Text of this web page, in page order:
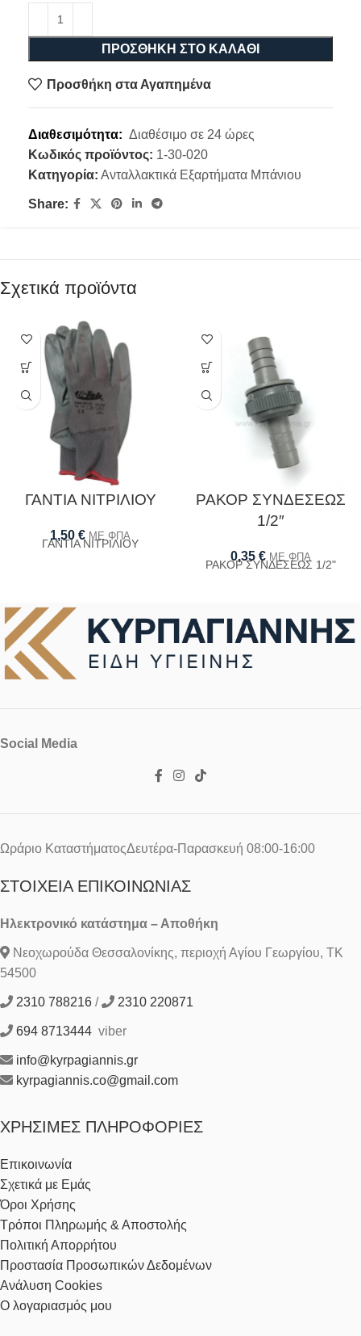
ΠΡΟΣΘΉΚΗ ΣΤΟ ΚΑΛΆΘΙ
Προσθήκη στα Αγαπημένα
Διαθεσιμότητα: Διαθέσιμο σε 24 ώρες
Κωδικός προϊόντος: 1-30-020
Κατηγορία: Ανταλλακτικά Εξαρτήματα Μπάνιου
Share:
Σχετικά προϊόντα
ΓΑΝΤΙΑ ΝΙΤΡΙΛΙΟΥ
1,50 € ΜΕ ΦΠΑ
ΓΑΝΤΙΑ ΝΙΤΡΙΛΙΟΥ
ΡΑΚΟΡ ΣΥΝΔΕΣΕΩΣ
1/2″
0,35 € ΜΕ ΦΠΑ
ΡΑΚΟΡ ΣΥΝΔΕΣΕΩΣ 1/2"
Social Media
Ωράριο ΚαταστήματοςΔευτέρα-Παρασκευή 08:00-16:00
ΣΤΟΙΧΕΊΑ ΕΠΙΚΟΙΝΩΝΊΑΣ
Ηλεκτρονικό κατάστημα – Αποθήκη
Νεοχωρούδα Θεσσαλονίκης, περιοχή Αγίου Γεωργίου, ΤΚ
54500
2310 788216 / 2310 220871
694 8713444 viber
info@kyrpagiannis.gr
kyrpagiannis.co@gmail.com
ΧΡΉΣΙΜΕΣ ΠΛΗΡΟΦΟΡΊΕΣ
Επικοινωνία
Σχετικά με Εμάς
Όροι Χρήσης
Τρόποι Πληρωμής & Αποστολής
Πολιτική Απορρήτου
Προστασία Προσωπικών Δεδομένων
Ανάλυση Cookies
Ο λογαριασμός μου